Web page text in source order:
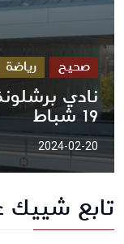
صحيح رياضة
نادي
19 شباط
2024-02-20
تابع شييك